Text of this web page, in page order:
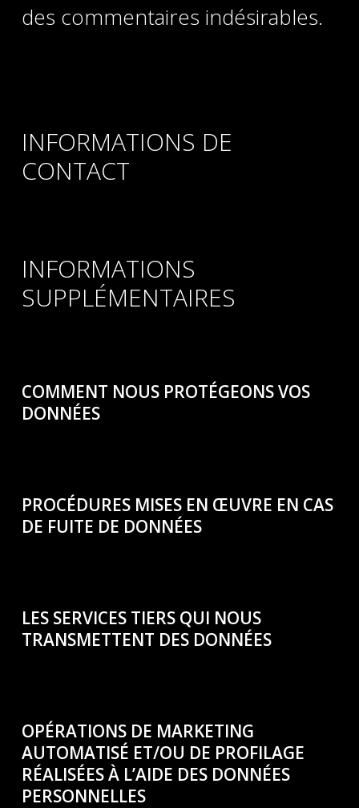
des commentaires indésirables.
INFORMATIONS DE
CONTACT
INFORMATIONS
SUPPLÉMENTAIRES
COMMENT NOUS PROTÉGEONS VOS
DONNÉES
PROCÉDURES MISES EN ŒUVRE EN CAS
DE FUITE DE DONNÉES
LES SERVICES TIERS QUI NOUS
TRANSMETTENT DES DONNÉES
OPÉRATIONS DE MARKETING
AUTOMATISÉ ET/OU DE PROFILAGE
RÉALISÉES À L’AIDE DES DONNÉES
PERSONNELLES